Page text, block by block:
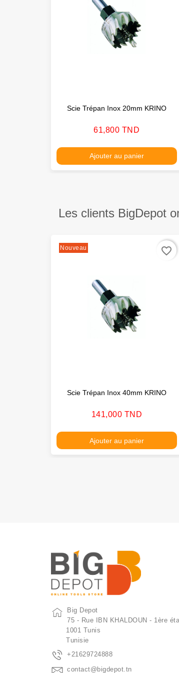
Scie Trépan Inox 20mm KRINO
Prix
61,800 TND
Ajouter au panier
Les clients BigDepot
Nouveau
Scie Trépan Inox 40mm KRINO
Prix
141,000 TND
Ajouter au panier
favorite_border
Big Depot
75 - Rue IBN KHALDOUN - 1ère
1001 Tunis
Tunisie
+21629724888
contact@bigdepot.tn